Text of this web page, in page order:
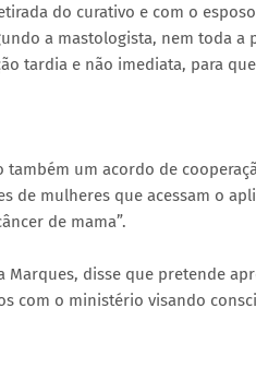
do curativo e com o
a mastologista, nem toda
tardia e não imediata, para
um acordo de
de mulheres que acessam o
de mama”.
Marques, disse que pretende
com o ministério visando